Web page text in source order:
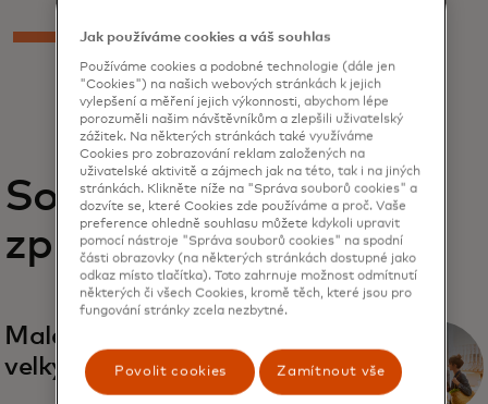
Související
zprávy
Malé a střední podniky jsou
velký byznys
Jak používáme cookies a váš souhlas
Používáme cookies a podobné technologie (dále jen
"Cookies") na našich webových stránkách k jejich
vylepšení a měření jejich výkonnosti, abychom lépe
porozuměli našim návštěvníkům a zlepšili uživatelský
zážitek. Na některých stránkách také využíváme
Cookies pro zobrazování reklam založených na
uživatelské aktivitě a zájmech jak na této, tak i na jiných
stránkách. Klikněte níže na "Správa souborů cookies" a
dozvíte se, které Cookies zde používáme a proč. Vaše
preference ohledně souhlasu můžete kdykoli upravit
pomocí nástroje "Správa souborů cookies" na spodní
části obrazovky (na některých stránkách dostupné jako
odkaz místo tlačítka). Toto zahrnuje možnost odmítnutí
některých či všech Cookies, kromě těch, které jsou pro
fungování stránky zcela nezbytné.
Povolit cookies Zamítnout vše